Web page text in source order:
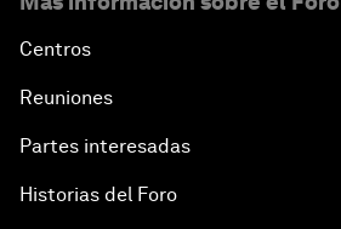
Centros
Reuniones
Partes interesadas
Historias del Foro